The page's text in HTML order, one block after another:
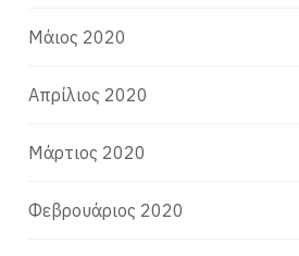
Μάιος 2020
Απρίλιος 2020
Μάρτιος 2020
Φεβρουάριος 2020